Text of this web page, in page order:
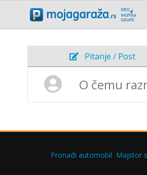
Pitanje / Post
Pronađi automobil Majstor